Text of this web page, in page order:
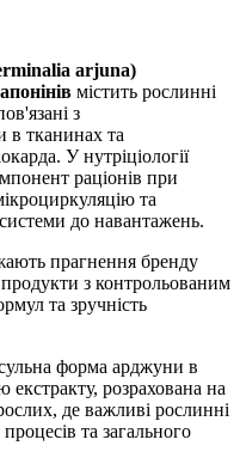
arjuna)
містить рослинні
з
в тканинах та
У нутріціології
раціонів при
та
до навантажень.
прагнення бренду
з контрольованим
та зручність
форма арджуни в
екстракту, розрахована на
де важливі рослинні
та загального